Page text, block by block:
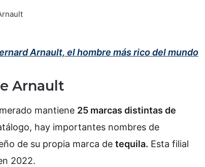
Arnault, el hombre más rico del mundo
Arnault
mantiene 25 marcas distintas de
hay importantes nombres de
de su propia marca de tequila. Esta filial
2022.